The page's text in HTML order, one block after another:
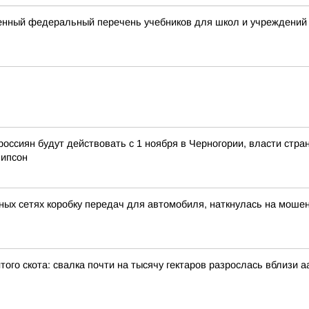
федеральный перечень учебников для школ и
будут действовать с 1 ноября в Черногории, власти
сетях коробку передач для автомобиля, наткнулась на
скота: свалка почти на тысячу гектаров разрослась вблизи